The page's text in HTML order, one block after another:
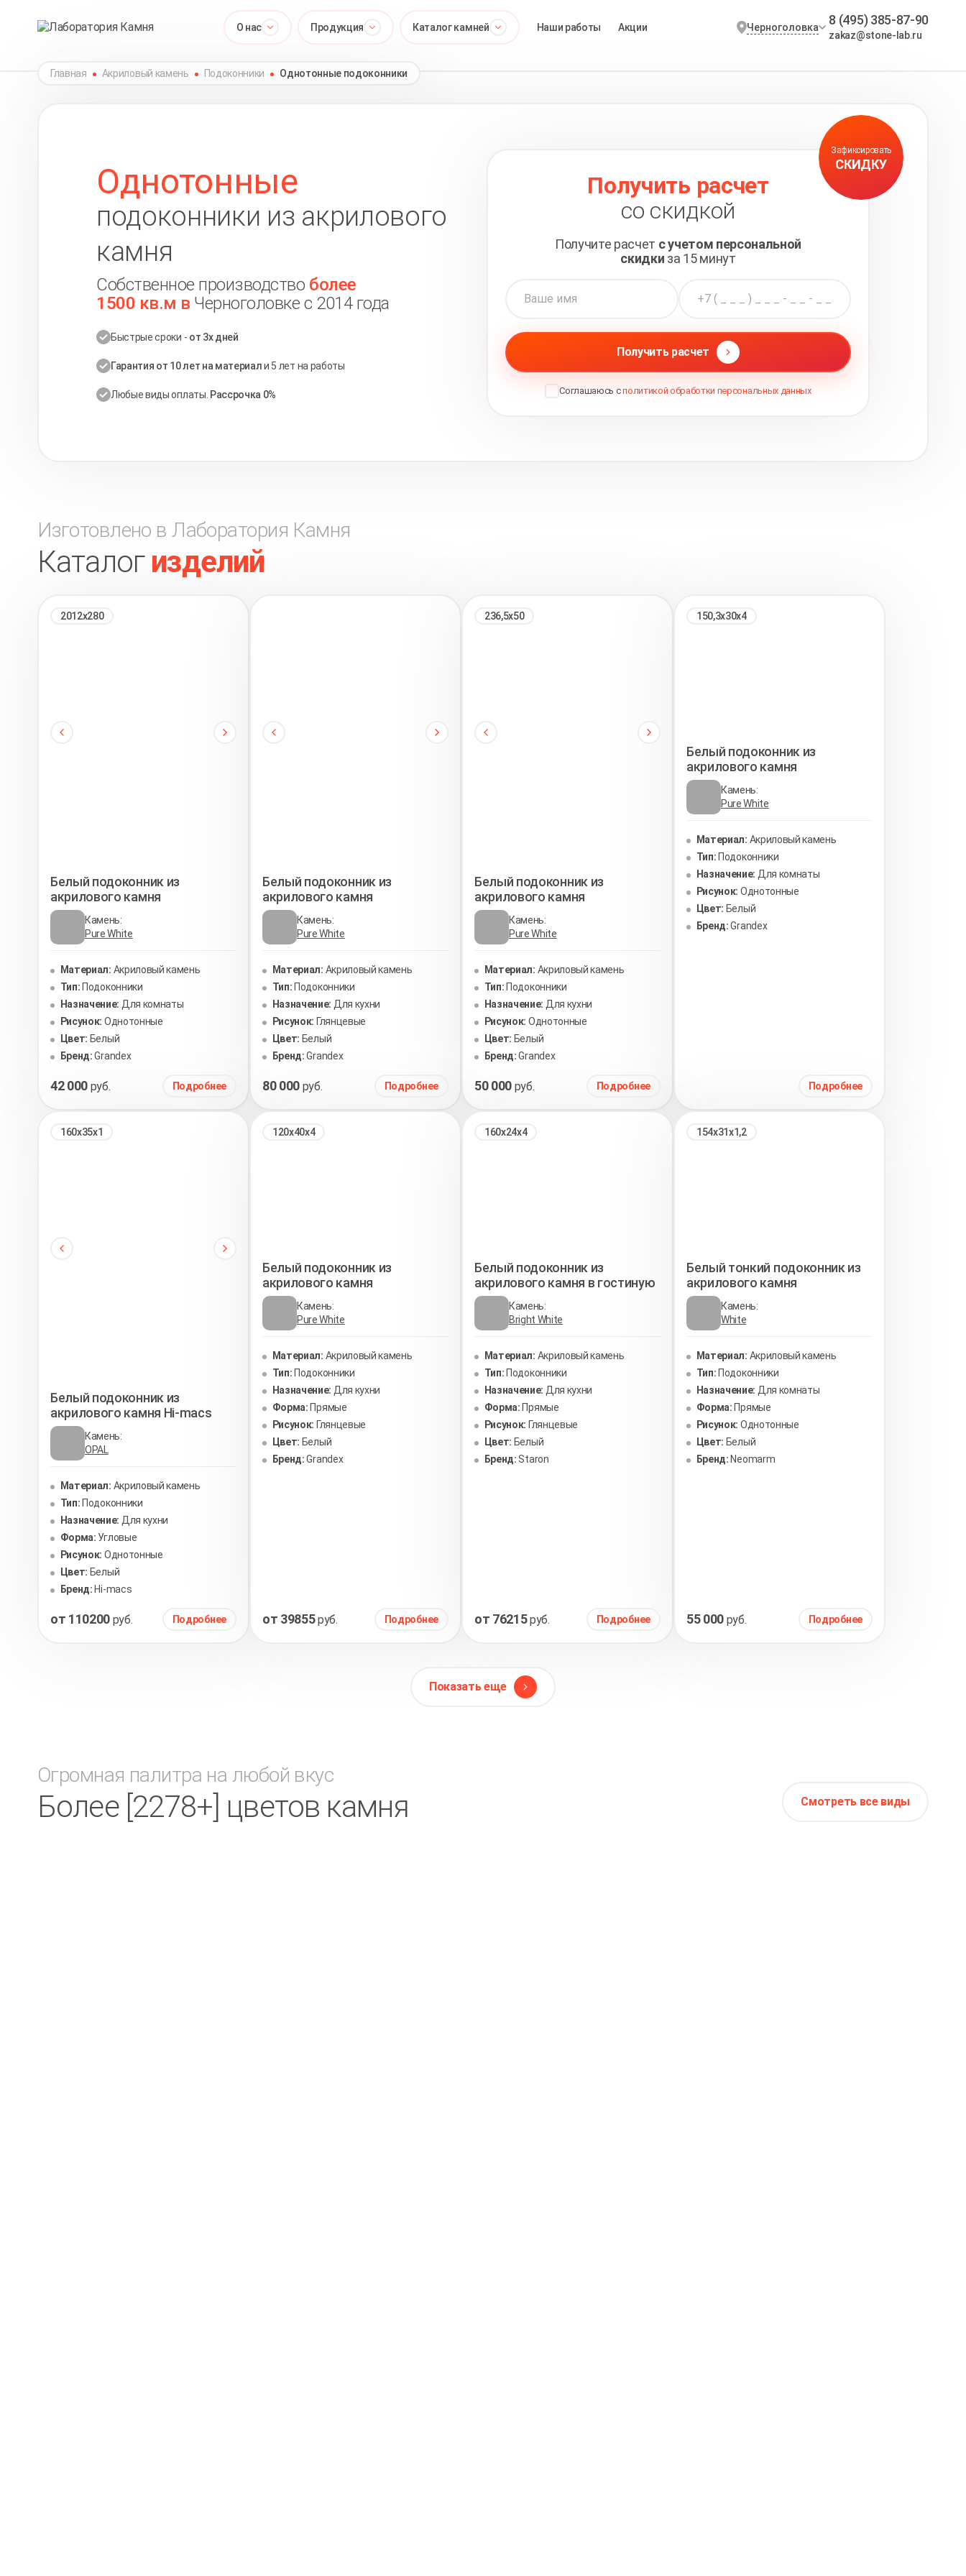
О нас Продукция Каталог камней Наши работы Акции Черноголовка 8 (495) 385-87-90
zakaz@stone-lab.ru
Главная Акриловый камень Подоконники Однотонные подоконники
Однотонные
подоконники из акрилового
камня
Собственное производство более
1500 кв.м в Черноголовке с 2014 года
Быстрые сроки - от 3х дней
Гарантия от 10 лет на материали 5 лет на работы
Любые виды оплаты. Рассрочка 0%
Зафиксировать
СКИДКУ
Получить расчет
со скидкой
Получите расчет с учетом персональной
скидки за 15 минут
Получить расчет
Соглашаюсь сполитикой обработки персональных данных
Изготовлено в Лаборатория Камня
Каталог изделий
2012х280
Белый подоконник из
акрилового камня
Камень:
Pure White
Материал: Акриловый камень
Тип: Подоконники
Назначение: Для комнаты
Рисунок: Однотонные
Цвет: Белый
Бренд: Grandex
42 000 руб. Подробнее
Белый подоконник из
акрилового камня
Камень:
Pure White
Материал: Акриловый камень
Тип: Подоконники
Назначение: Для кухни
Рисунок: Глянцевые
Цвет: Белый
Бренд: Grandex
80 000 руб. Подробнее
236,5х50
Белый подоконник из
акрилового камня
Камень:
Pure White
Материал: Акриловый камень
Тип: Подоконники
Назначение: Для кухни
Рисунок: Однотонные
Цвет: Белый
Бренд: Grandex
50 000 руб. Подробнее
150,3х30х4
Белый подоконник из
акрилового камня
Камень:
Pure White
Материал: Акриловый камень
Тип:Подоконники
Назначение: Для комнаты
Рисунок: Однотонные
Цвет: Белый
Бренд: Grandex
Подробнее
160х35х1
Белый подоконник из
акрилового камня Hi-macs
Камень:
OPAL
Материал: Акриловый камень
Тип: Подоконники
Назначение: Для кухни
Форма: Угловые
Рисунок: Однотонные
Цвет: Белый
Бренд: Hi-macs
от 110200 руб. Подробнее
120х40х4
Белый подоконник из
акрилового камня
Камень:
Pure White
Материал: Акриловый камень
Тип:Подоконники
Назначение: Для кухни
Форма: Прямые
Рисунок: Глянцевые
Цвет: Белый
Бренд: Grandex
от 39855руб. Подробнее
160х24х4
Белый подоконник из
акрилового камня в гостиную
Камень:
Bright White
Материал: Акриловый камень
Тип:Подоконники
Назначение: Для кухни
Форма: Прямые
Рисунок: Глянцевые
Цвет: Белый
Бренд: Staron
от 76215руб. Подробнее
154х31х1,2
Белый тонкий подоконник из
акрилового камня
Камень:
White
Материал: Акриловый камень
Тип:Подоконники
Назначение: Для комнаты
Форма: Прямые
Рисунок: Однотонные
Цвет: Белый
Бренд: Neomarm
55 000 руб. Подробнее
Показать еще
Огромная палитра на любой вкус
Более [2278+] цветов камня Смотреть все виды